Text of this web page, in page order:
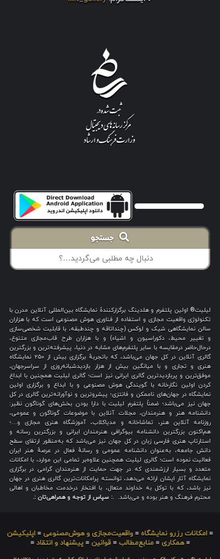
جستجو
لیلیت® اولین پلتفرم و هلدینگ برگزارکنندهٔ نمایشگاه بین‌المللی آنلاین مدرن با
تکنولوژی واقعیت مجازی و استفاده از فناوری هوش مصنوعی است که با هزاران
سالن نمایشگاهی شیک و لوکس (چنداتاقه و چندطبقه، با قابلیت شخصی‌سازی
و تغییر محیط، دکوراسیون و اشیاء) و با هزاران طرح قاب‌مجازی متنوع،
درحال‌حاضر درمقایسه با سایر پلتفرم‌های مشابه در دنیا، پیشرفته‌ترین و بزرگترین
گالری آنلاین در کل جهان می‌باشد، که باتجربهٔ برگزاری بیش از ۲۵۰ نمایشگاه
هنری و تجاری و با میانگین بیش از هزار بازدیدشبانه‌روزی از سراسرجهان،
موفق‌ترین و پربازدیدترین گالری ایرانی نیز است؛ گالری لیلیت همچنین با ابداع
کردن اولین نگارخانه با گویندگی هوش مصنوعی و با ابداع و برگزاری اولین
نمایشگاه در جهان‌های ناممکن و فانتزی؛ پیشروترین و نوآورانه‌ترین گالری در کل
جهان نیز می‌باشد؛ ضمناً پلتفرم لیلیت با دارا بودن بخش‌های گوناگون نظیر:
دانشنامه هنر و هنرمندان، مجلات آنلاین با موضوعات گوناگون و عمومی،
روزنامه آنلاین هنر، تماشاخانه و مدیاکلاب، آموزشگاه هنری مجازی و…؛
هم‌اکنون بزرگترین دانشنامه بیوگرافی هنرمندان ایرانی و بزرگترین رسانه و
استارتاپ هنری فارسی زبان در کل جهان نیز می‌باشد که به‌منظور ارتقای سطح
دانش جامعه، به‌عنوان دانشنامه عمومی و رسانهٔ فعال در عرصهٔ هنر ایران
فعالیت نموده است؛ گالری لیلیت همچنین علاوه‌بر تمامی این موارد، با امکانات
متعدد و بسیار ارزشمندی که در جهت حمایت از هنرمندان گرامی در برگزاری
نمایشگاه آثار ایشان ارائه می‌دهد، توانسته پرامکانات‌ترین گالری هنری در جهان
نیز باشد، که با توکل به خداوند متعال، با افتخار درخدمت مخاطبان و اهالی
محترم فرهنگ و هنر بوده و می‌باشد. .: سپاس از توجه و همراهی‌تان :.
≡ امکانات رزرو نمایشگاه ≡ واقعیت‌مجازی و هوش‌مصنوعی ≡ اپلیکیشن
≡همکاری ≡منابع‌مطالب ≡قوانین ≡پیشنهاد و انتقاد ≡